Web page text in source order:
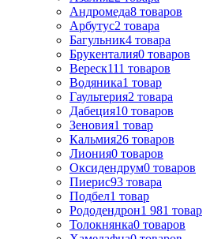
Андромеда8 товаров
Арбутус2 товара
Багульник4 товара
Брукенталия0 товаров
Вереск111 товаров
Водяника1 товар
Гаультерия2 товара
Дабеция10 товаров
Зеновия1 товар
Кальмия26 товаров
Лиония0 товаров
Оксидендрум0 товаров
Пиерис93 товара
Подбел1 товар
Рододендрон1 981 товар
Толокнянка0 товаров